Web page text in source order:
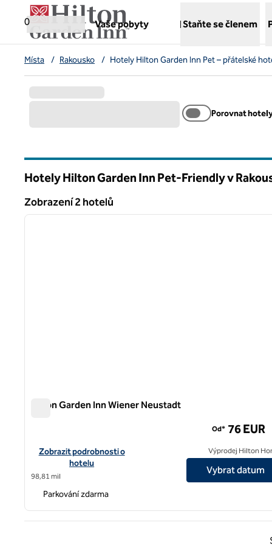
Přejít na obsah
0
Vaše pobyty
,otvírá novou záložku
Staňte se členem
Místa / Rakousko / Hotely Hilton Garden Inn Pet – přátelské
Porovnat
Hotely Hilton Garden Inn Pet-Friendly v
Zobrazení 2 hotelů
Zobrazení 2 hotelů
1 z 12
Hilton Garden Inn Wiener Neustadt
Zobrazit podrobnosti o hotelu Hilton Garden Inn Wiener
Zobrazit podrobnosti o
hotelu
98,81 mil
Od* 76 EUR
Výprodej Hilton
Vybrat datum
Parkování zdarma